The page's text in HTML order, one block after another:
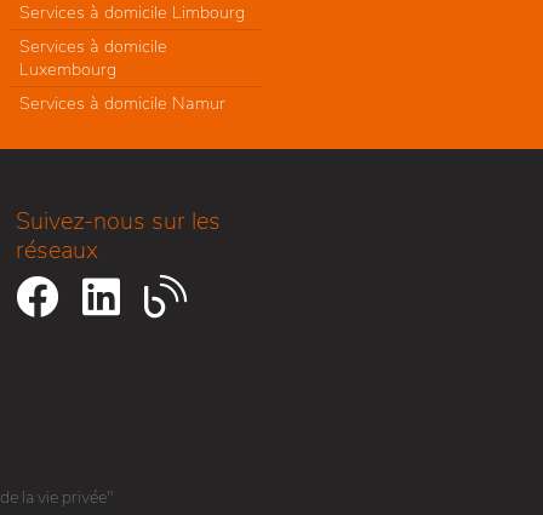
Services à domicile Limbourg
Services à domicile
Luxembourg
Services à domicile Namur
Suivez-nous sur les
réseaux
la vie privée"